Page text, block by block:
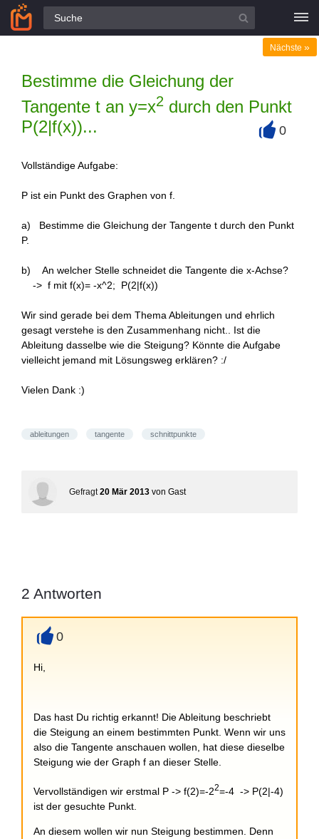
Alle Fragen
Bestimme die Gleichung der
Tangente t an y=x2 durch den Punkt
P(2|f(x))...
Nächste »
0
Vollständige Aufgabe:
P ist ein Punkt des Graphen von f.
a) Bestimme die Gleichung der Tangente t durch den Punkt
P.
b) An welcher Stelle schneidet die Tangente die x-Achse?
-> f mit f(x)= -x^2; P(2|f(x))
Wir sind gerade bei dem Thema Ableitungen und ehrlich
gesagt verstehe is den Zusammenhang nicht.. Ist die
Ableitung dasselbe wie die Steigung? Könnte die Aufgabe
vielleicht jemand mit Lösungsweg erklären? :/
Vielen Dank :)
ableitungen tangente schnittpunkte
Gefragt 20 Mär 2013 von Gast
2 Antworten
0
Hi,
Das hast Du richtig erkannt! Die Ableitung beschriebt
die Steigung an einem bestimmten Punkt. Wenn wir uns
also die Tangente anschauen wollen, hat diese dieselbe
Steigung wie der Graph f an dieser Stelle.
Vervollständigen wir erstmal P -> f(2)=-22=-4 -> P(2|-4)
ist der gesuchte Punkt.
An diesem wollen wir nun Steigung bestimmen. Denn